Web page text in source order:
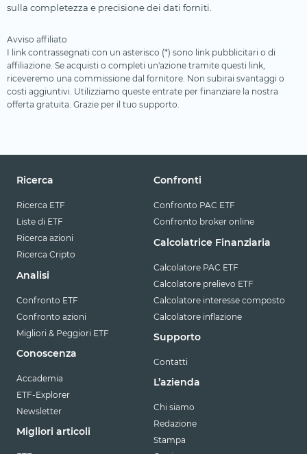
sulla completezza e precisione dei dati forniti.
Avviso affiliato
I link contrassegnati con un asterisco (*) sono link pubblicitari o di
affiliazione. Se acquisti o completi un'azione tramite questi link,
riceveremo una commissione dal fornitore. Non subirai svantaggi o
costi aggiuntivi. Utilizziamo queste entrate per finanziare la nostra
offerta gratuita. Grazie per il tuo supporto.
Ricerca
Ricerca ETF
Liste di ETF
Ricerca azioni
Ricerca Cripto
Analisi
Confronto ETF
Confronto azioni
Migliori & Peggiori ETF
Conoscenza
Accademia
ETF-Explorer
Newsletter
Migliori articoli
Confronti
Confronto PAC ETF
Confronto broker online
Calcolatrice Finanziaria
Calcolatore PAC ETF
Calcolatore prelievo ETF
Calcolatore interesse composto
Calcolatore inflazione
Supporto
Contatti
L’azienda
Chi siamo
Redazione
Stampa